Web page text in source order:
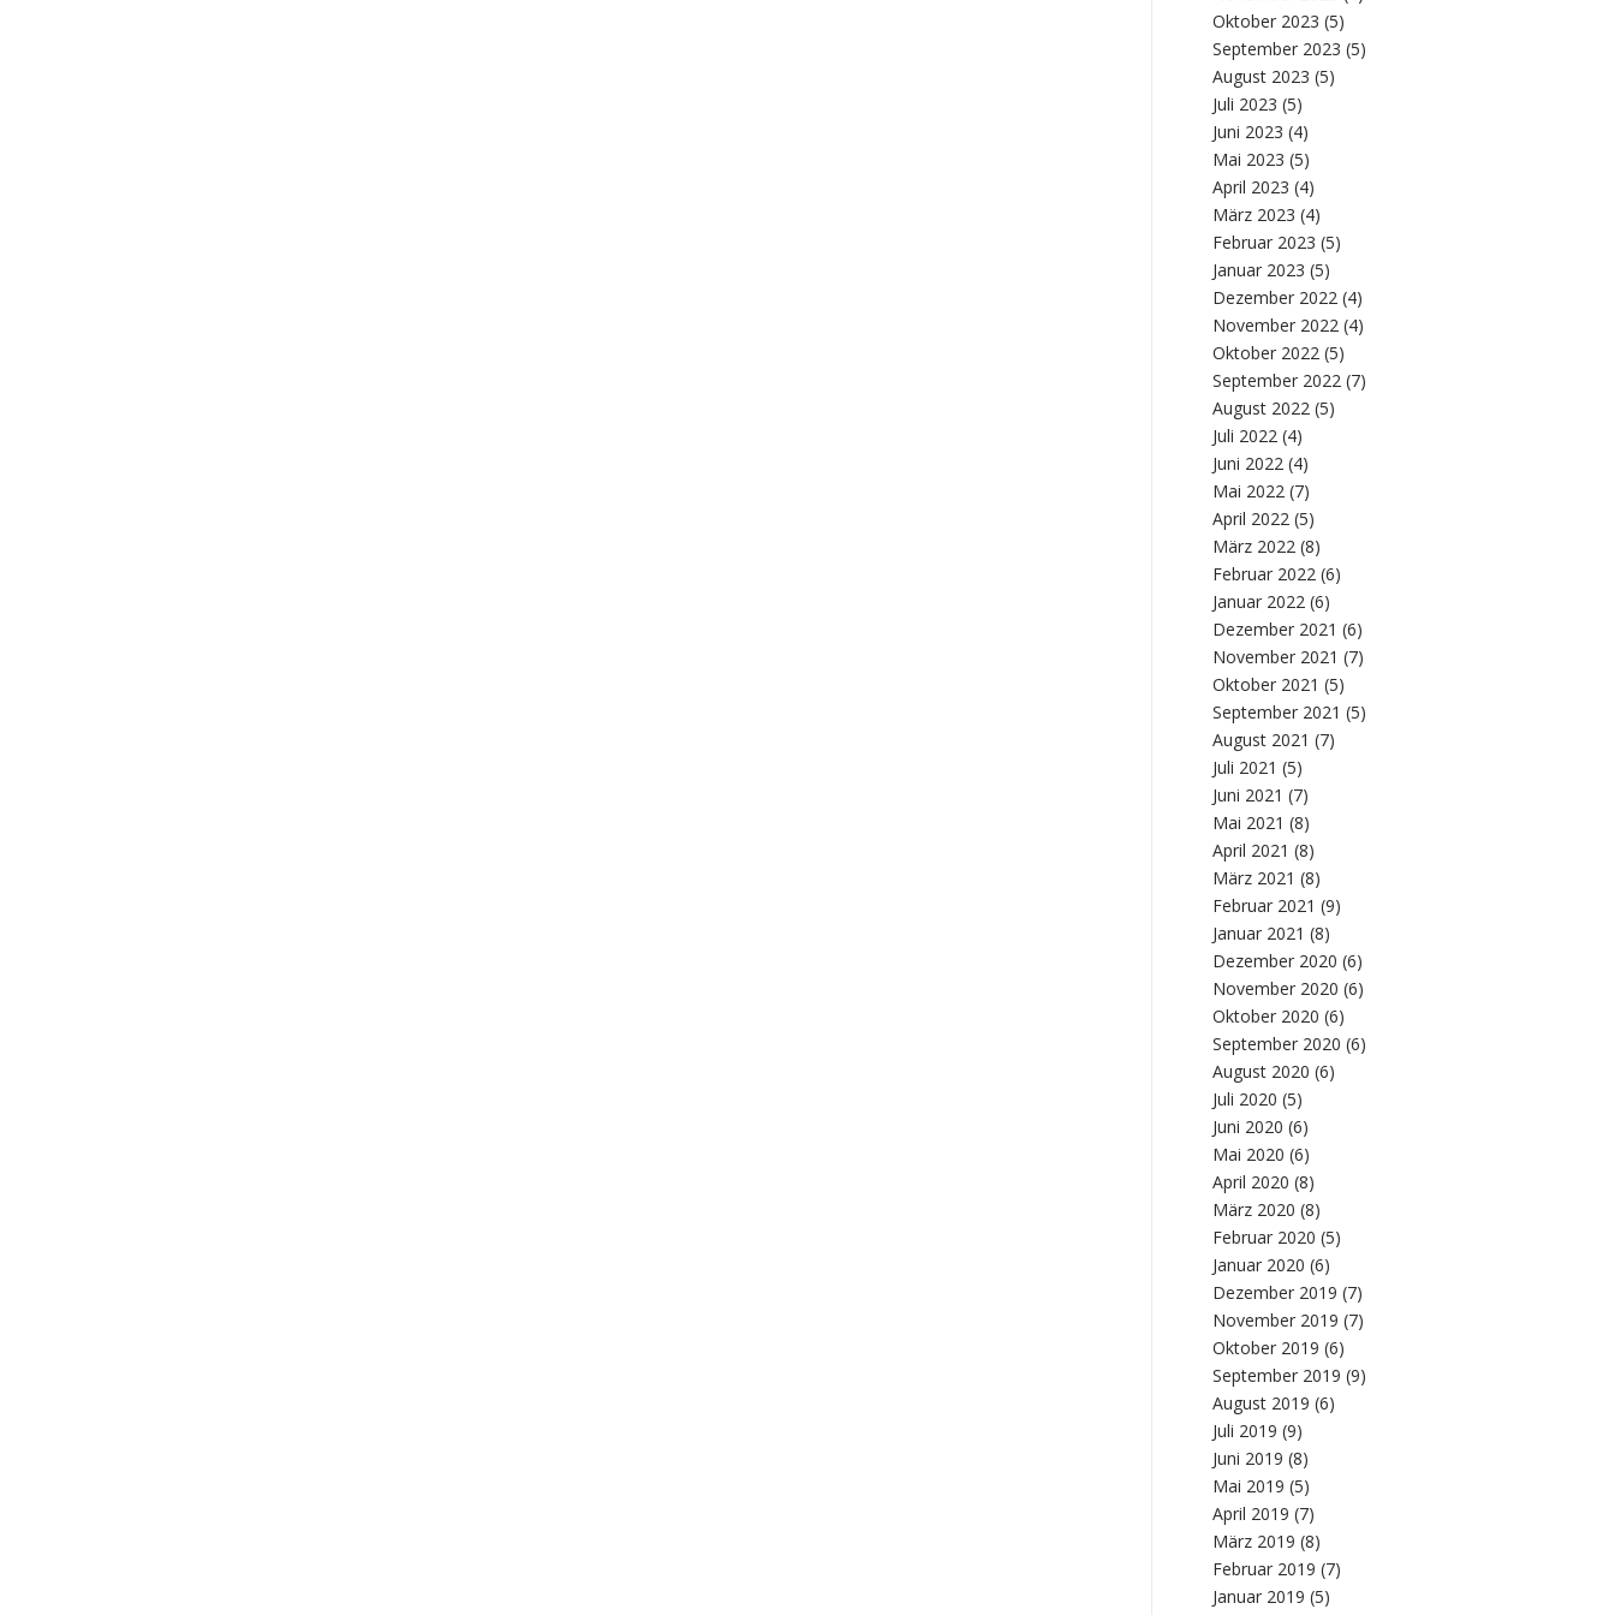
Oktober 2023 (5)
September 2023 (5)
August 2023 (5)
Juli 2023 (5)
Juni 2023 (4)
Mai 2023 (5)
April 2023 (4)
März 2023 (4)
Februar 2023 (5)
Januar 2023 (5)
Dezember 2022 (4)
November 2022 (4)
Oktober 2022 (5)
September 2022 (7)
August 2022 (5)
Juli 2022 (4)
Juni 2022 (4)
Mai 2022 (7)
April 2022 (5)
März 2022 (8)
Februar 2022 (6)
Januar 2022 (6)
Dezember 2021 (6)
November 2021 (7)
Oktober 2021 (5)
September 2021 (5)
August 2021 (7)
Juli 2021 (5)
Juni 2021 (7)
Mai 2021 (8)
April 2021 (8)
März 2021 (8)
Februar 2021 (9)
Januar 2021 (8)
Dezember 2020 (6)
November 2020 (6)
Oktober 2020 (6)
September 2020 (6)
August 2020 (6)
Juli 2020 (5)
Juni 2020 (6)
Mai 2020 (6)
April 2020 (8)
März 2020 (8)
Februar 2020 (5)
Januar 2020 (6)
Dezember 2019 (7)
November 2019 (7)
Oktober 2019 (6)
September 2019 (9)
August 2019 (6)
Juli 2019 (9)
Juni 2019 (8)
Mai 2019 (5)
April 2019 (7)
März 2019 (8)
Februar 2019 (7)
Januar 2019 (5)